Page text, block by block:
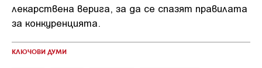
лекарствена верига, за да се спазят правилата
за конкуренцията.
КЛЮЧОВИ ДУМИ